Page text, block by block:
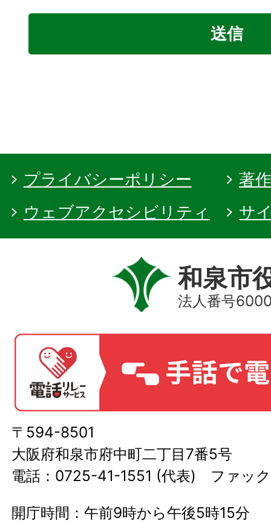
プライバシーポリシー
著
ウェブアクセシビリティ
サ
和泉市
法人番号
〒594-8501
大阪府和泉市府中町二丁目7番5号
電話：0725-41-1551 (代表) ファッ
開庁時間：午前9時から午後5時15分